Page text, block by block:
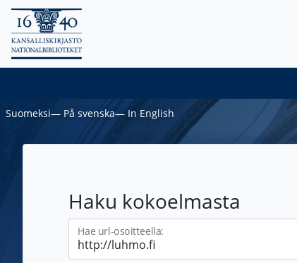
Suomeksi― På svenska― In English
Haku kokoelmasta
Hae url-osoitteella: